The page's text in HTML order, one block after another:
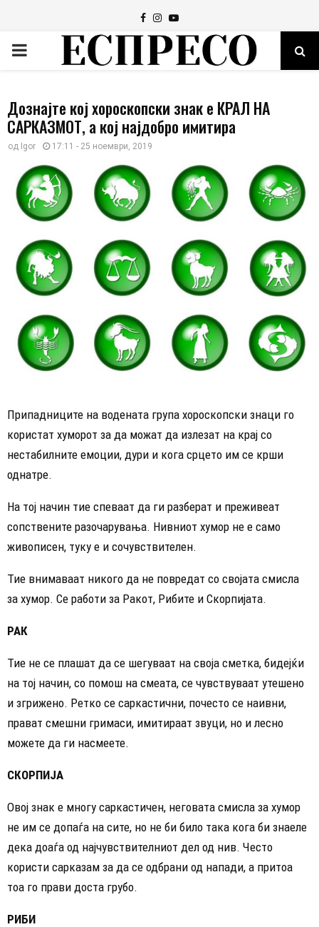
Facebook
Instagram
Youtube
PRIMARY
Дознајте кој хороскопски знак е КРАЛ НА
САРКАЗМОТ, а кој најдобро имитира
од Igor 17:11 - 25 ноември, 2019
Припадниците на водената група хороскопски знаци го
користат хуморот за да можат да излезат на крај со
нестабилните емоции, дури и кога срцето им се крши
однатре.
На тој начин тие спеваат да ги разберат и преживеат
сопствените разочарувања. Нивниот хумор не е само
живописен, туку е и сочувствителен.
Тие внимаваат никого да не повредат со својата смисла
за хумор. Се работи за Ракот, Рибите и Скорпијата.
РАК
Тие не се плашат да се шегуваат на своја сметка, бидејќи
на тој начин, со помош на смеата, се чувствуваат утешено
и згрижено. Ретко се саркастични, почесто се наивни,
прават смешни гримаси, имитираат звуци, но и лесно
можете да ги насмеете.
СКОРПИЈА
Овој знак е многу саркастичен, неговата смисла за хумор
не им се допаѓа на сите, но не би било така кога би знаеле
дека доаѓа од најчувствителниот дел од нив. Често
користи сарказам за да се одбрани од напади, а притоа
тоа го прави доста грубо.
РИБИ